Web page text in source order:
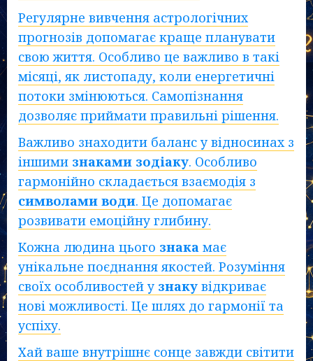
Регулярне вивчення астрологічних
прогнозів допомагає краще планувати
свою життя. Особливо це важливо в такі
місяці, як листопаду, коли енергетичні
потоки змінюються. Самопізнання
дозволяє приймати правильні рішення.
Важливо знаходити баланс у відносинах з
іншими знаками зодіаку. Особливо
гармонійно складається взаємодія з
символами води. Це допомагає
розвивати емоційну глибину.
Кожна людина цього знака має
унікальне поєднання якостей. Розуміння
своїх особливостей у знаку відкриває
нові можливості. Це шлях до гармонії та
успіху.
Хай ваше внутрішнє сонце завжди світити